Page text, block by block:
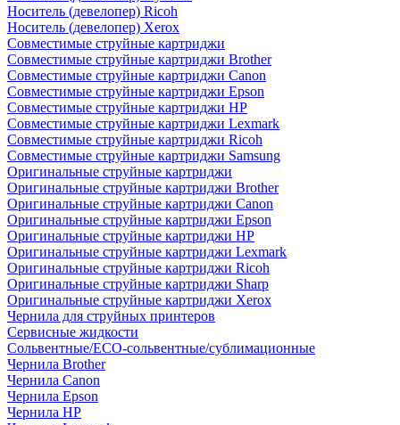
Носитель (девелопер) Ricoh
Носитель (девелопер) Xerox
Совместимые струйные картриджи
Совместимые струйные картриджи Brother
Совместимые струйные картриджи Canon
Совместимые струйные картриджи Epson
Совместимые струйные картриджи HP
Совместимые струйные картриджи Lexmark
Совместимые струйные картриджи Ricoh
Совместимые струйные картриджи Samsung
Оригинальные струйные картриджи
Оригинальные струйные картриджи Brother
Оригинальные струйные картриджи Canon
Оригинальные струйные картриджи Epson
Оригинальные струйные картриджи HP
Оригинальные струйные картриджи Lexmark
Оригинальные струйные картриджи Ricoh
Оригинальные струйные картриджи Sharp
Оригинальные струйные картриджи Xerox
Чернила для струйных принтеров
Сервисные жидкости
Сольвентные/ECO-сольвентные/сублимационные
Чернила Brother
Чернила Canon
Чернила Epson
Чернила HP